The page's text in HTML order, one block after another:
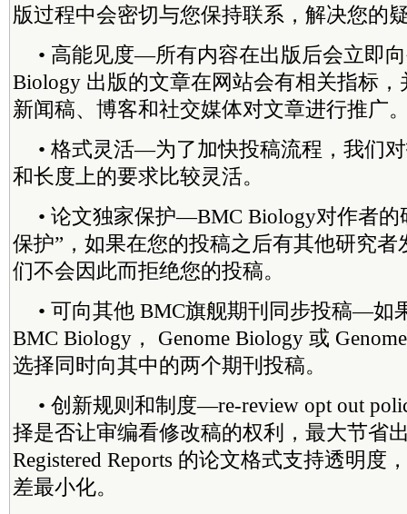
版过程中会密切与您保持联系，解决您的
• 高能见度—所有内容在出版后会立即
Biology 出版的文章在网站会有相关指标
新闻稿、博客和社交媒体对文章进行推广
• 格式灵活—为了加快投稿流程，我们
和长度上的要求比较灵活。
• 论文独家保护—BMC Biology对作者的
保护”，如果在您的投稿之后有其他研究
们不会因此而拒绝您的投稿。
• 可向其他 BMC旗舰期刊同步投稿—如
BMC Biology， Genome Biology 或
选择同时向其中的两个期刊投稿。
• 创新规则和制度—re-review opt out
择是否让审编看修改稿的权利，最大节省
Registered Reports 的论文格式支持透明度
差最小化。